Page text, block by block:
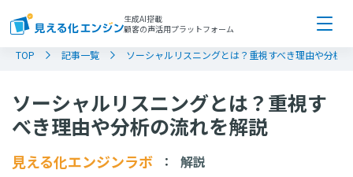
生成AI搭載
顧客の声活用プラットフォーム
TOP 記事一覧 ソーシャルリスニングとは？重視すべき理由や分析
ソーシャルリスニングとは？重視す
べき理由や分析の流れを解説
見える化エンジンラボ ： 解説